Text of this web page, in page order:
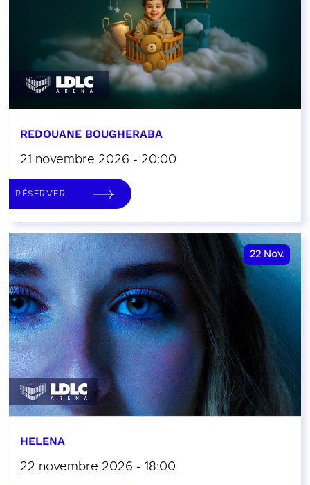
REDOUANE BOUGHERABA
21 novembre 2026 - 20:00
RÉSERVER
22 Nov.
HELENA
22 novembre 2026 - 18:00